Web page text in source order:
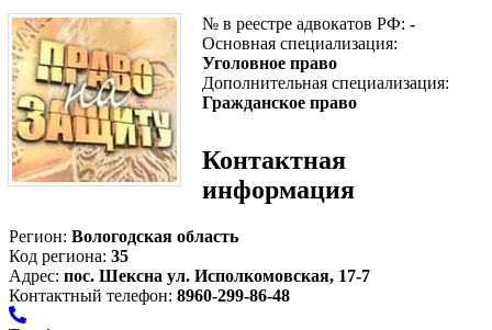
№ в реестре адвокатов РФ: -
Основная специализация:
Уголовное право
Дополнительная специализация:
Гражданское право
Контактная
информация
Регион: Вологодская область
Код региона: 35
Адрес: пос. Шексна ул. Исполкомовская, 17-7
Контактный телефон: 8960-299-86-48